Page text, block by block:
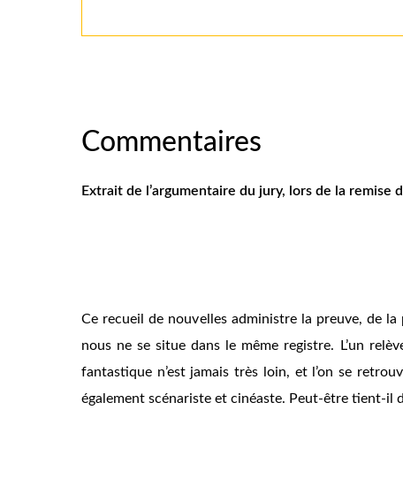
Commentaires
Extrait de l’argumentaire du jury, lors de la remise
Ce recueil de nouvelles administre la preuve, de
nous ne se situe dans le même registre. L’un
fantastique n’est jamais très loin, et l’on se
également scénariste et cinéaste. Peut-être tient-il